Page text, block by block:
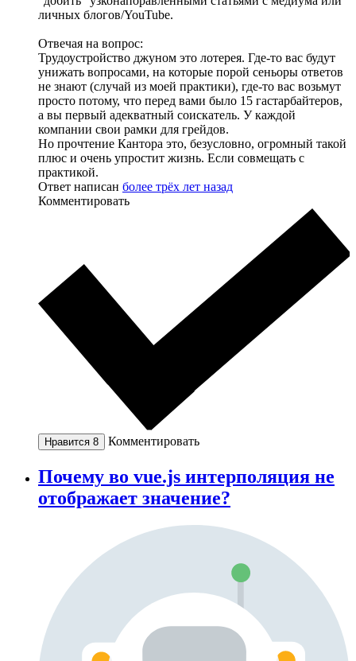
личных блогов/YouTube.
Отвечая на вопрос:
Трудоустройство джуном это лотерея. Где-то вас будут
унижать вопросами, на которые порой сеньоры ответов
не знают (случай из моей практики), где-то вас возьмут
просто потому, что перед вами было 15 гастарбайтеров,
а вы первый адекватный соискатель. У каждой
компании свои рамки для грейдов.
Но прочтение Кантора это, безусловно, огромный такой
плюс и очень упростит жизнь. Если совмещать с
практикой.
Ответ написан более трёх лет назад
Комментировать
Нравится 8 Комментировать
Почему во vue.js интерполяция не
отображает значение?